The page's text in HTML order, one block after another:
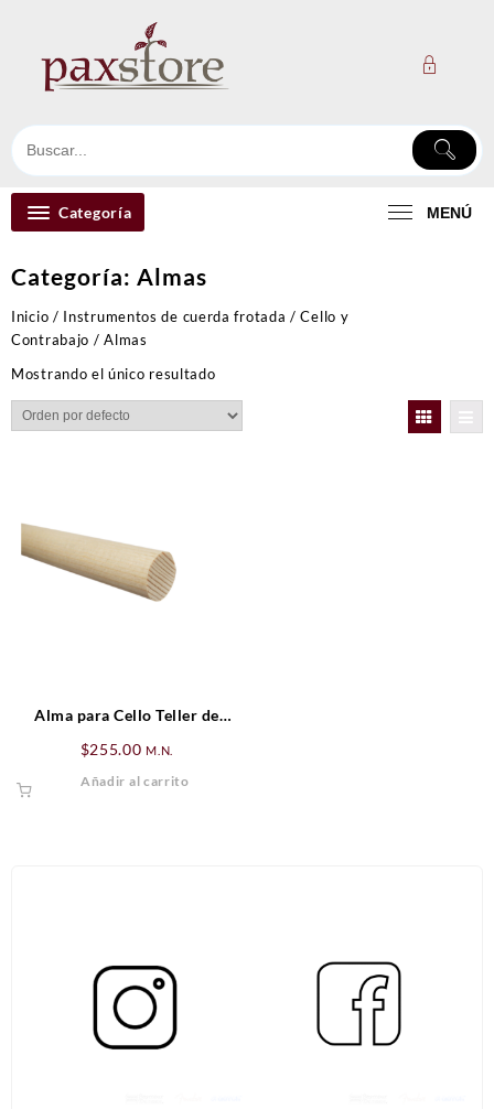
contenido
Categoría MENÚ
Categoría: Almas
Inicio / Instrumentos de cuerda frotada /Cello y
Contrabajo / Almas
Mostrando el único resultado
Alma para Cello Teller de
$255.00 M.N.
Añadir al carrito